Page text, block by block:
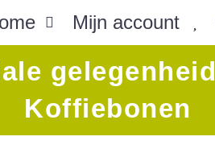
Mijn account
gelegenheid
Koffiebonen